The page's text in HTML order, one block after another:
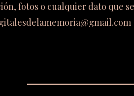
fotos o cualquier dato que